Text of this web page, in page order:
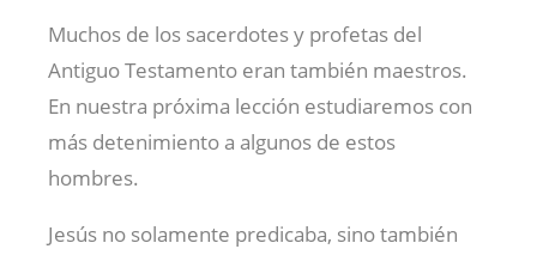
Muchos de los sacerdotes y profetas del
Antiguo Testamento eran también maestros.
En nuestra próxima lección estudiaremos con
más detenimiento a algunos de estos
hombres.
Jesús no solamente predicaba, sino también